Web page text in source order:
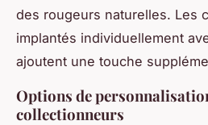
des rougeurs naturelles. Les
implantés individuellement
ajoutent une touche
Options de
collectionneurs